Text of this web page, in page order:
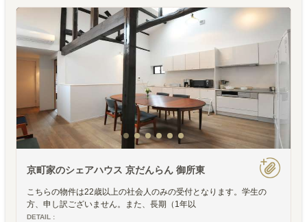
京町家のシェアハウス 京だんらん 御所東
こちらの物件は22歳以上の社会人のみの受付となります。学生の
方、申し訳ございません。また、長期（1年以
DETAIL :